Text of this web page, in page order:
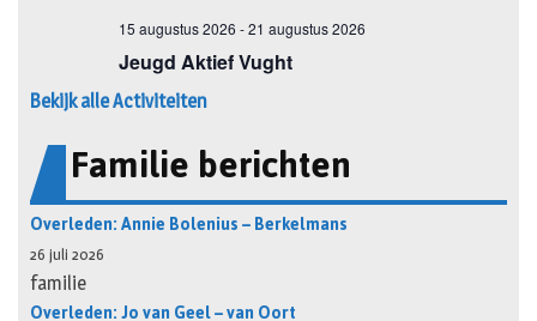
Bekijk alle Activiteiten
Familie berichten
Overleden: Annie Bolenius – Berkelmans
26 juli 2026
familie
Overleden: Jo van Geel – van Oort